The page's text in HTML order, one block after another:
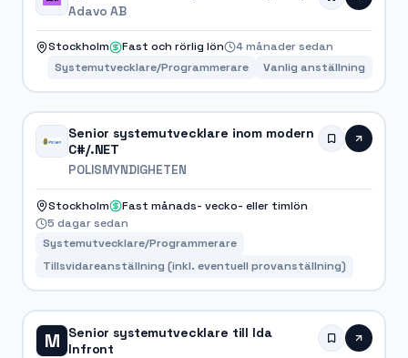
Adavo AB
Stockholm Fast och rörlig lön
4 månader sedan
Systemutvecklare/Programmerare
Vanlig anställning
Senior systemutvecklare inom modern
C#/.NET
POLISMYNDIGHETEN
Stockholm
Fast månads- vecko- eller timlön
5 dagar sedan
Systemutvecklare/Programmerare
Tillsvidareanställning (inkl. eventuell provanställning)
M
Senior systemutvecklare till Ida
Infront